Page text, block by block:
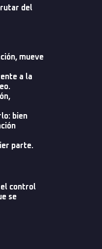
del
mueve
a la
bien
parte.
el control
se